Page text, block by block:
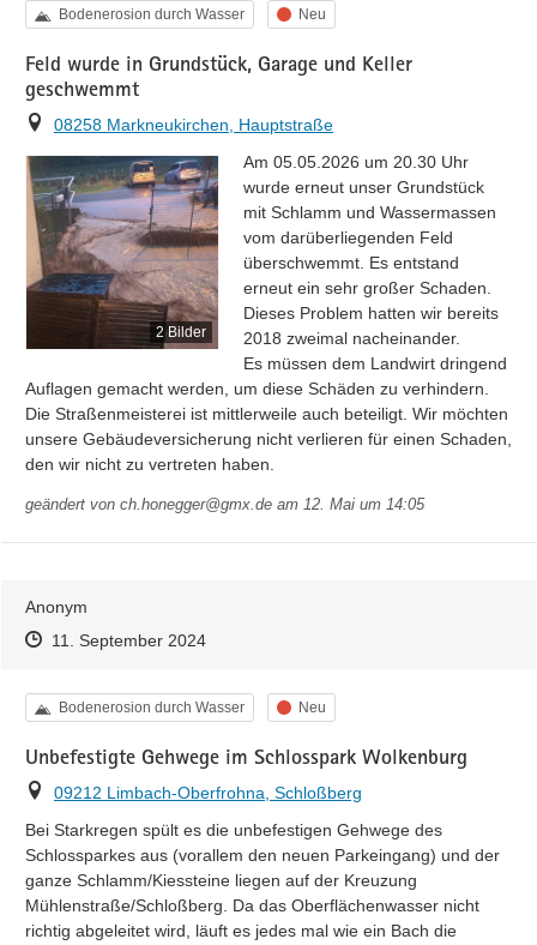
Kategorie
Bodenerosion durch Wasser Status
Neu
Feld wurde in Grundstück, Garage und Keller
geschwemmt
Ort
08258 Markneukirchen, Hauptstraße
2 Bilder
Am 05.05.2026 um 20.30 Uhr
wurde erneut unser Grundstück
mit Schlamm und Wassermassen
vom darüberliegenden Feld
überschwemmt. Es entstand
erneut ein sehr großer Schaden.
Dieses Problem hatten wir bereits
2018 zweimal nacheinander.
Es müssen dem Landwirt dringend
Auflagen gemacht werden, um diese Schäden zu verhindern.
Die Straßenmeisterei ist mittlerweile auch beteiligt. Wir möchten
unsere Gebäudeversicherung nicht verlieren für einen Schaden,
den wir nicht zu vertreten haben.
geändert von ch.honegger@gmx.de am 12. Mai um 14:05
Anonym
Zeitpunkt des Erstellens
Zeitpunkt des Erstellens
11. September 2024Zur Äußerung
Kategorie
Bodenerosion durch Wasser Status
Neu
Unbefestigte Gehwege im Schlosspark Wolkenburg
Ort
09212 Limbach-Oberfrohna, Schloßberg
Bei Starkregen spült es die unbefestigen Gehwege des
Schlossparkes aus (vorallem den neuen Parkeingang) und der
ganze Schlamm/Kiessteine liegen auf der Kreuzung
Mühlenstraße/Schloßberg. Da das Oberflächenwasser nicht
richtig abgeleitet wird, läuft es jedes mal wie ein Bach die